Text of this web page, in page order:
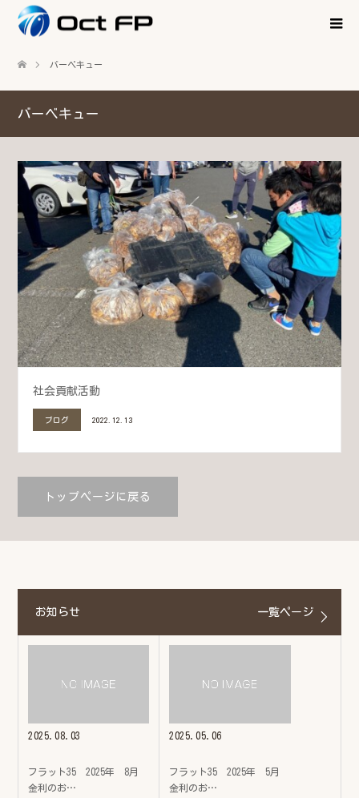
バーベキュー
バーベキュー
社会貢献活動
ブログ 2022.12.13
トップページに戻る
お知らせ 一覧ページ
2025.08.03
フラット35 2025年 8月
金利のお…
2025.05.06
フラット35 2025年 5月
金利のお…